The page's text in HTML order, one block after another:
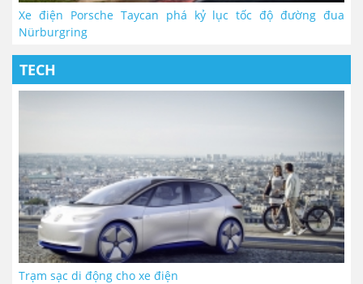
Xe điện Porsche Taycan phá kỷ lục tốc độ đường đua
Nürburgring
TECH
Trạm sạc di động cho xe điện